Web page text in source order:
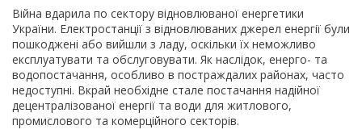
Війна вдарила по сектору відновлюваної енергетики
України. Електростанції з відновлюваних джерел енергії були
пошкоджені або вийшли з ладу, оскільки їх неможливо
експлуатувати та обслуговувати. Як наслідок, енерго- та
водопостачання, особливо в постраждалих районах, часто
недоступні. Вкрай необхідне стале постачання надійної
децентралізованої енергії та води для житлового,
промислового та комерційного секторів.